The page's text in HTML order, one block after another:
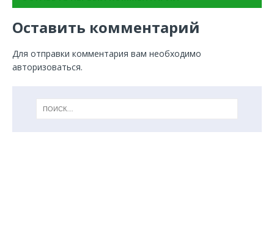
Оставить комментарий
Для отправки комментария вам необходимо
авторизоваться.